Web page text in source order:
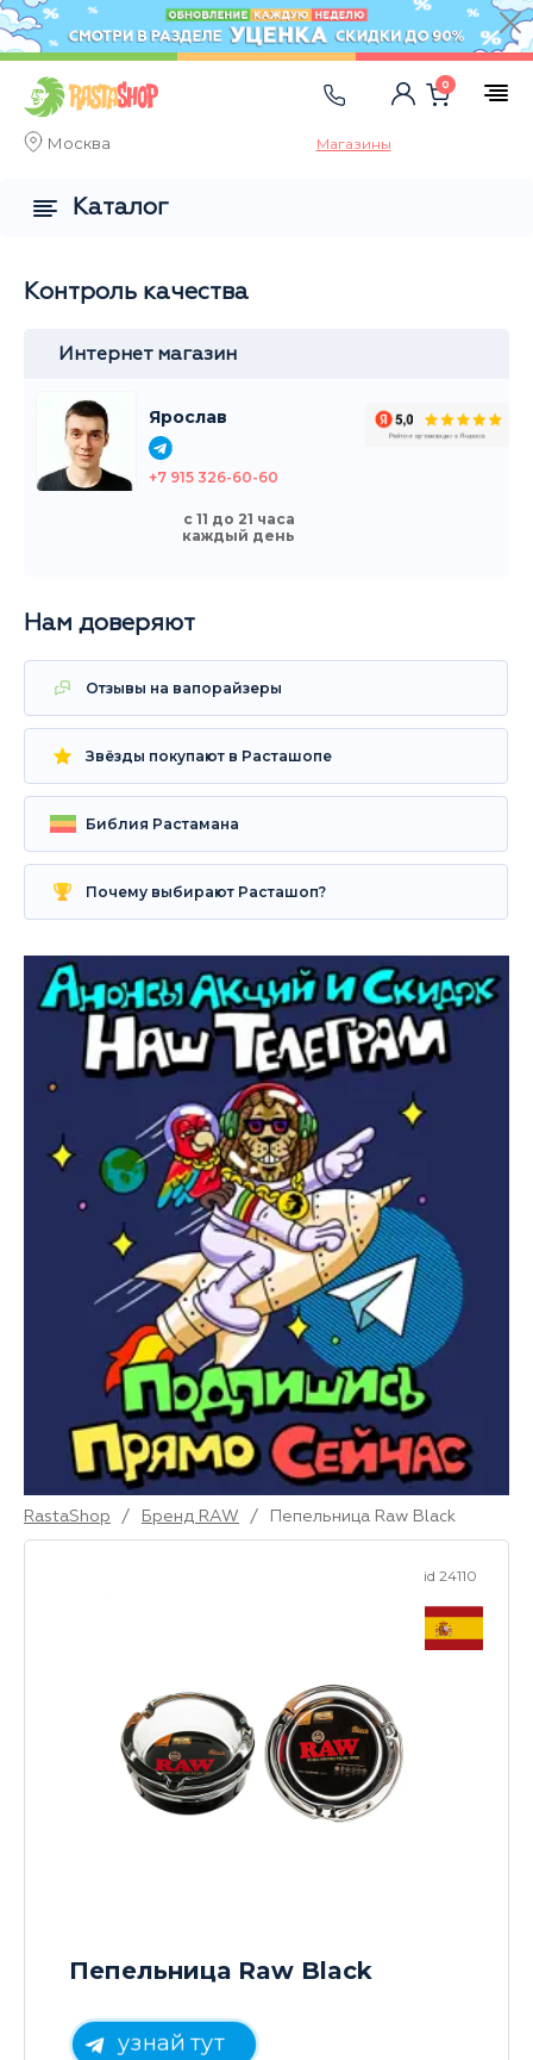
Москва Магазины
0
Контроль качества
Интернет магазин
Ярослав
+7 915 326-60-60
с 11 до 21 часа
каждый день
Нам доверяют
Отзывы на вапорайзеры
Звёзды покупают в Расташопе
Библия Растамана
Почему выбирают Расташоп?
Каталог
RastaShop / Бренд RAW / Пепельница Raw Black
id 24110
Пепельница Raw Black
узнай тут